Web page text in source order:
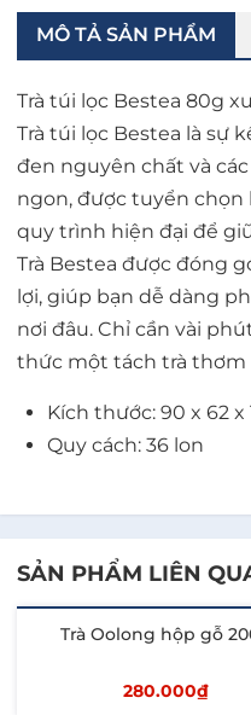
MÔ TẢ SẢN PHẨM
Trà túi lọc Bestea 80g
Trà túi lọc Bestea là sự
đen nguyên chất và
ngon, được tuyển chọn
quy trình hiện đại để
Trà Bestea được đóng
lợi, giúp bạn dễ dàng
nơi đâu. Chỉ cần vài
thức một tách trà thơm
Kích thước: 90 x 62 x
Quy cách: 36 lon
SẢN PHẨM LIÊN
Trà Oolong hộp gỗ
280.000₫